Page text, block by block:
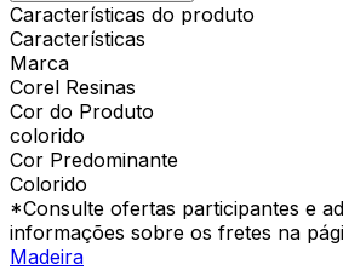
Características do produto
Características
Marca
Corel Resinas
Cor do Produto
colorido
Cor Predominante
Colorido
*Consulte ofertas participantes e
informações sobre os fretes na
Madeira